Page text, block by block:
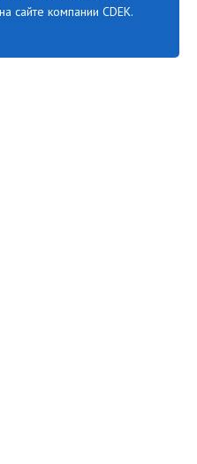
сайте компании CDEK.